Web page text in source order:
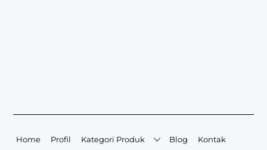
Home Profil Kategori Produk Blog Kontak